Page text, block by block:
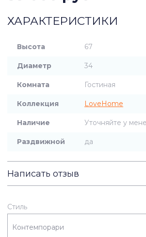
ХАРАКТЕРИСТИКИ
Высота 67
Диаметр 34
Комната Гостиная
Коллекция LoveHome
Наличие Уточняйте у
Раздвижной да
Написать отзыв